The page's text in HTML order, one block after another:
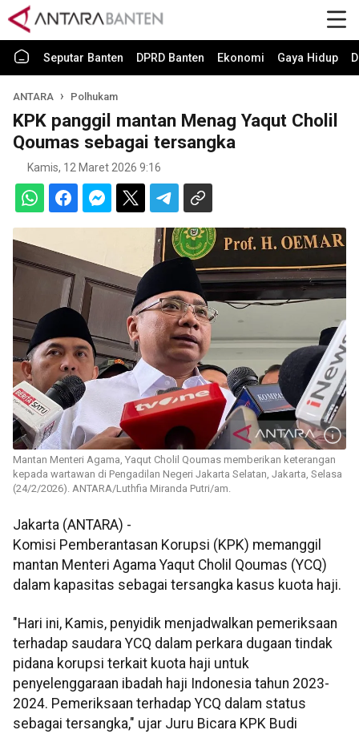
Seputar Banten DPRD Banten Ekonomi Gaya Hidup
ANTARA Polhukam
KPK panggil mantan Menag Yaqut Cholil
Qoumas sebagai tersangka
Kamis, 12 Maret 2026 9:16
Mantan Menteri Agama, Yaqut Cholil Qoumas memberikan keterangan
kepada wartawan di Pengadilan Negeri Jakarta Selatan, Jakarta, Selasa
(24/2/2026). ANTARA/Luthfia Miranda Putri/am.
Jakarta (ANTARA) -
Komisi Pemberantasan Korupsi (KPK) memanggil
mantan Menteri Agama Yaqut Cholil Qoumas (YCQ)
dalam kapasitas sebagai tersangka kasus kuota haji.
"Hari ini, Kamis, penyidik menjadwalkan pemeriksaan
terhadap saudara YCQ dalam perkara dugaan tindak
pidana korupsi terkait kuota haji untuk
penyelenggaraan ibadah haji Indonesia tahun 2023-
2024. Pemeriksaan terhadap YCQ dalam status
sebagai tersangka," ujar Juru Bicara KPK Budi